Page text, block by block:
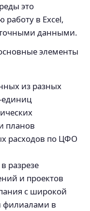
это
работу в Excel,
данными.
элементы
из разных
единиц
планов
расходов по ЦФО
разрезе
и проектов
с широкой
филиалами в